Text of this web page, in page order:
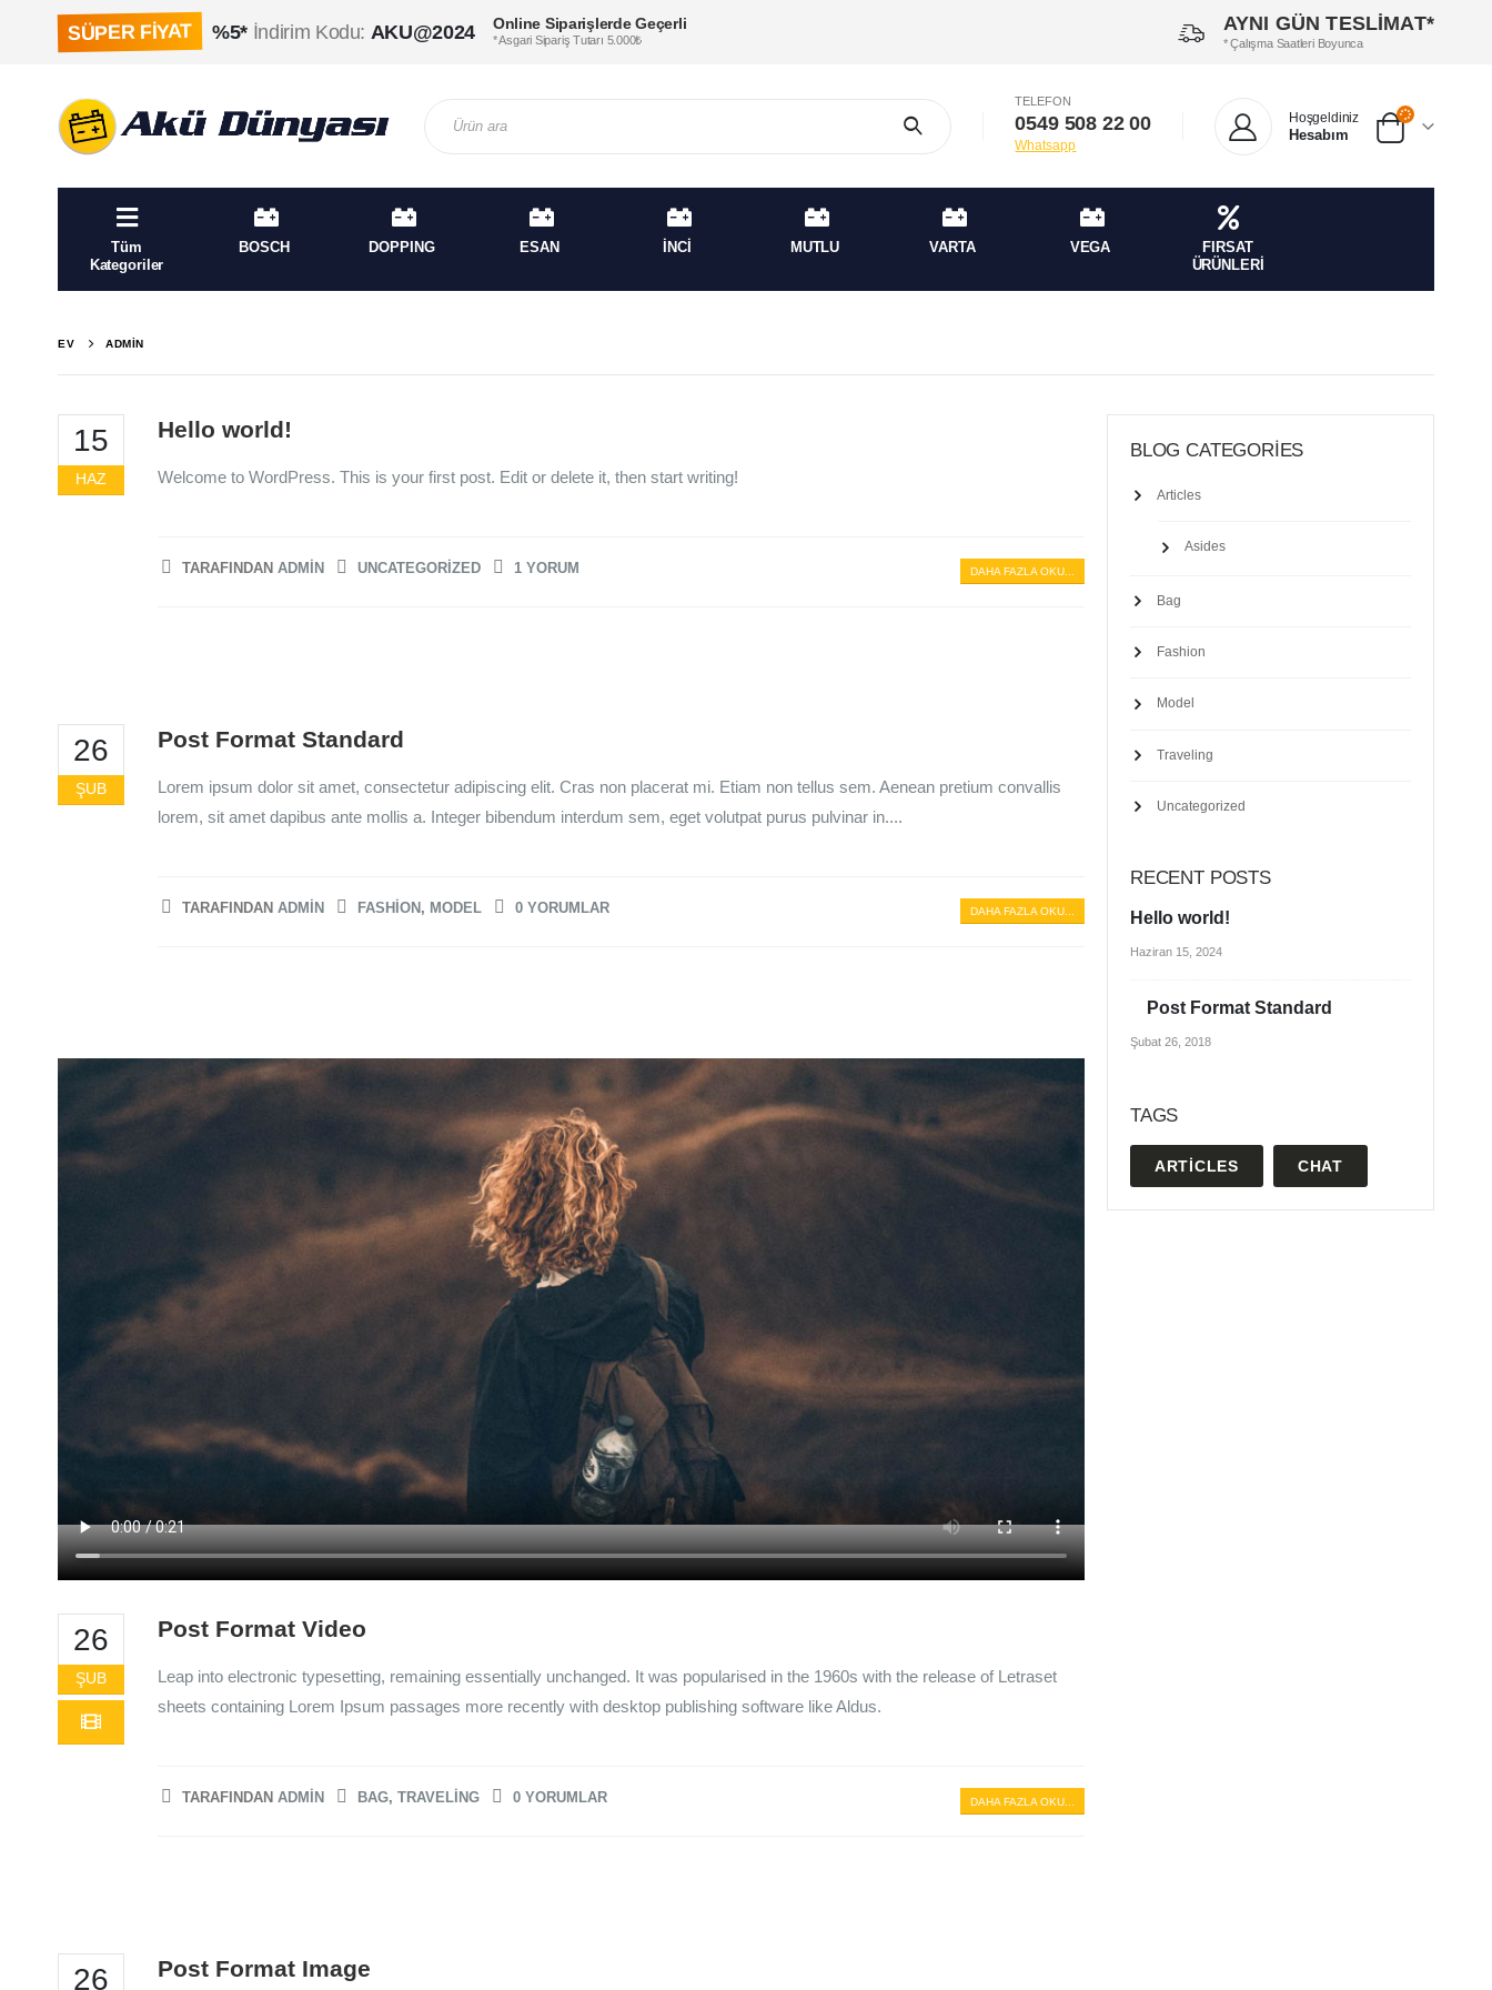
AYNI GÜN TESLİMAT*
* Çalışma Saatleri Boyunca
SÜPER FİYAT %5* İndirim Kodu: AKU@2024 Online Siparişlerde Geçerli
* Asgari Sipariş Tutarı 5.000₺
TELEFON
0549 508 22 00
Whatsapp
Hoşgeldiniz
Hesabım
Tüm
Kategoriler
BOSCH DOPPING ESAN İNCİ MUTLU VARTA VEGA
FIRSAT
ÜRÜNLERİ
EV ADMIN
15
HAZ
Hello world!
Welcome to WordPress. This is your first post. Edit or delete it, then start writing!
TARAFINDAN ADMIN UNCATEGORIZED 1 YORUM DAHA FAZLA OKU...
26
ŞUB
Post Format Standard
Lorem ipsum dolor sit amet, consectetur adipiscing elit. Cras non placerat mi. Etiam non tellus sem. Aenean pretium convallis
lorem, sit amet dapibus ante mollis a. Integer bibendum interdum sem, eget volutpat purus pulvinar in....
TARAFINDAN ADMIN FASHION , MODEL 0 YORUMLAR DAHA FAZLA OKU...
26
ŞUB
Post Format Video
Leap into electronic typesetting, remaining essentially unchanged. It was popularised in the 1960s with the release of Letraset
sheets containing Lorem Ipsum passages more recently with desktop publishing software like Aldus.
TARAFINDAN ADMIN BAG, TRAVELING 0 YORUMLAR DAHA FAZLA OKU...
26 Post Format Image
BLOG CATEGORIES
Articles
Asides
Bag
Fashion
Model
Traveling
Uncategorized
RECENT POSTS
Hello world!
Haziran 15, 2024
Post Format Standard
Şubat 26, 2018
TAGS
ARTICLES CHAT